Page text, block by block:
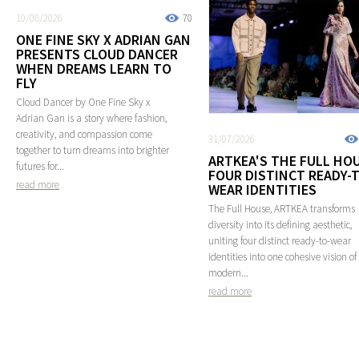
70
10/08/2026
ONE FINE SKY X ADRIAN GAN
PRESENTS CLOUD DANCER
WHEN DREAMS LEARN TO
FLY
Cloud Dancer by One Fine Sky x
Adrian Gan is a story where fashion,
creativity, and compassion come
together to turn dreams into brighter
futures for...
read more
31/07/2026
ARTKEA'S THE FULL
FOUR DISTINCT READY-
WEAR IDENTITIES
The Full House, ARTKEA transforms
diversity into its defining aesthetic,
uniting four distinct ready-to-wear
identities into one cohesive vision of
modern...
read more